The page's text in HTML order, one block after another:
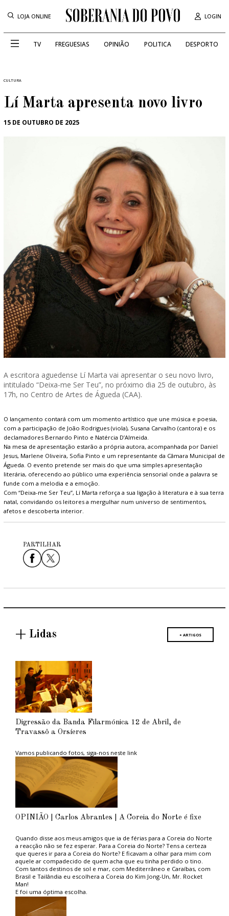
LOJA ONLINE LOGIN
TV FREGUESIAS OPINIÃO POLITICA DESPORTO
CULTURA
Lí Marta apresenta novo livro
15 DE OUTUBRO DE 2025
A escritora aguedense Lí Marta vai apresentar o seu novo livro,
intitulado “Deixa-me Ser Teu”, no próximo dia 25 de outubro, às
17h, no Centro de Artes de Águeda (CAA).
O lançamento contará com um momento artístico que une música e poesia,
com a participação de João Rodrigues (viola), Susana Carvalho (cantora) e os
declamadores Bernardo Pinto e Natércia D’Almeida.
Na mesa de apresentação estarão a própria autora, acompanhada por Daniel
Jesus, Marlene Oliveira, Sofia Pinto e um representante da Câmara Municipal de
Águeda. O evento pretende ser mais do que uma simples apresentação
literária, oferecendo ao público uma experiência sensorial onde a palavra se
funde com a melodia e a emoção.
Com “Deixa-me Ser Teu”, Lí Marta reforça a sua ligação à literatura e à sua terra
natal, convidando os leitores a mergulhar num universo de sentimentos,
afetos e descoberta interior.
PARTILHAR
+ Lidas + ARTIGOS
Digressão da Banda Filarmónica 12 de Abril, de
Travassô a Orsíeres
Vamos publicando fotos, siga-nos neste link
OPINIÃO | Carlos Abrantes | A Coreia do Norte é fixe
Quando disse aos meus amigos que ia de férias para a Coreia do Norte
a reacção não se fez esperar. Para a Coreia do Norte? Tens a certeza
que queres ir para a Coreia do Norte? E ficavam a olhar para mim com
aquele ar compadecido de quem acha que eu tinha perdido o tino.
Com tantos destinos de sol e mar, com Mediterrâneo e Caraíbas, com
Brasil e Tailândia eu escolhera a Coreia do Kim Jong-Un, Mr. Rocket
Man!
E foi uma óptima escolha.
Aconselho aos ambientalistas do PAN, tão na moda, e aos amantes das
grandes causas politicamente correctas, uma estadia naquele paraíso